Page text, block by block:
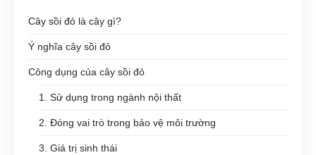
Cây sồi đỏ là cây gì?
Ý nghĩa cây sồi đỏ
Công dụng của cây sồi đỏ
1. Sử dụng trong ngành nội thất
2. Đóng vai trò trong bảo vệ môi trường
3. Giá trị sinh thái